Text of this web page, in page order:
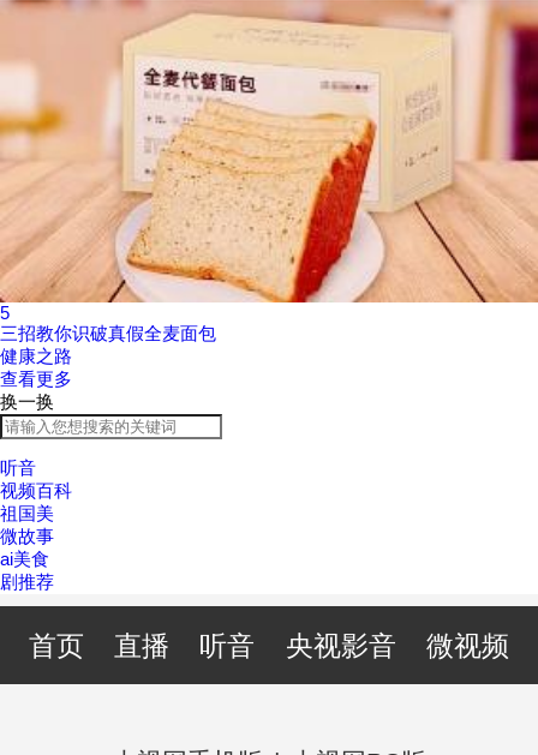
5
三招教你识破真假全麦面包
健康之路
查看更多
换一换
听音
视频百科
祖国美
微故事
ai美食
剧推荐
首页 直播 听音 央视影音 微视频